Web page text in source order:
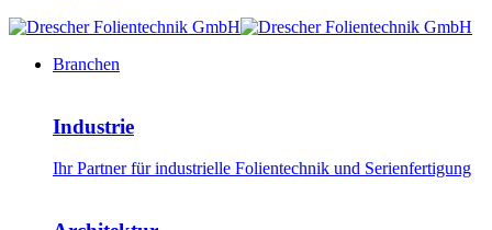
Branchen
Industrie
Ihr Partner für industrielle Folientechnik und Serienfertigung